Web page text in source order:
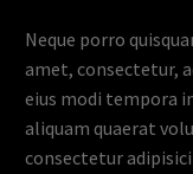
Neque porro
amet, consectetur,
eius modi tempora
aliquam quaerat
consectetur